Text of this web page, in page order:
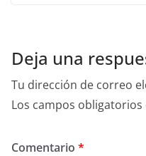
Deja una
Tu dirección de correo
Los campos
Comentario *